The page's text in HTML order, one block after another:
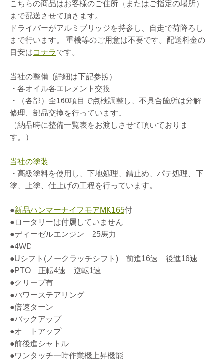
こちらの商品はお客様のご住所（またはご指定の場所）
まで配送させて頂きます。
ドライバーがアルミブリッジを持参し、自走で荷降ろし
まで行います。 重機等のご用意は不要です。配送料金の
目安はコチラです。
当社の整備 (詳細は下記参照）
・各オイル各エレメント交換
・（各部）全160項目で点検調整し、不具合箇所は分解
修理、部品交換を行っています。
（納品時に整備一覧表をお渡しさせて頂いておりま
す。）
当社の塗装
・高級塗料を使用し、下地処理、錆止め、パテ処理、下
塗、上塗、仕上げの工程を行っています。
●新品ハンマーナイフモアMK165付
●ロータリーは付属していません
●ディーゼルエンジン 25馬力
●4WD
●Uシフト(ノークラッチシフト) 前進16速 後進16速
●PTO 正転4速 逆転1速
●クリープ有
●パワーステアリング
●倍速ターン
●バックアップ
●オートアップ
●前後進シャトル
●ワンタッチ一時作業機上昇機能